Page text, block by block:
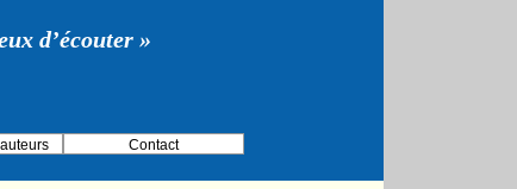
d’écouter »
Contact